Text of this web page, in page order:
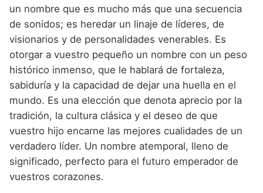
un nombre que es mucho más que una secuencia
de sonidos; es heredar un linaje de líderes, de
visionarios y de personalidades venerables. Es
otorgar a vuestro pequeño un nombre con un peso
histórico inmenso, que le hablará de fortaleza,
sabiduría y la capacidad de dejar una huella en el
mundo. Es una elección que denota aprecio por la
tradición, la cultura clásica y el deseo de que
vuestro hijo encarne las mejores cualidades de un
verdadero líder. Un nombre atemporal, lleno de
significado, perfecto para el futuro emperador de
vuestros corazones.